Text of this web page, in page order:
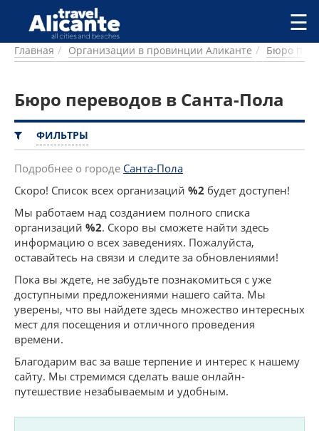
Перейти к основному содержанию
ГОРОДА
ПИТАНИЕ
ПРОЖИВАНИЕ
ПЛЯЖИ
ДОСТОПРИМЕЧАТЕЛЬНОСТИ
КЕМПИНГ
КОМАРКИ (РАЙОНЫ)
РЕЦЕПТЫ
ПРЕДЛОЖЕНИЯ
СТАТЬИ
УСЛУГИ
☰
Главная Организации в провинции Аликанте Бюро
Бюро переводов в Санта-Пола
ФИЛЬТРЫ
Подробнее о городе Санта-Пола
Скоро! Список всех организаций %2 будет доступен!
Мы работаем над созданием полного списка
организаций %2. Скоро вы сможете найти здесь
информацию о всех заведениях. Пожалуйста,
оставайтесь на связи и следите за обновлениями!
Пока вы ждете, не забудьте познакомиться с уже
доступными предложениями нашего сайта. Мы
уверены, что вы найдете здесь множество интересных
мест для посещения и отличного проведения
времени.
Благодарим вас за ваше терпение и интерес к нашему
сайту. Мы стремимся сделать ваше онлайн-
путешествие незабываемым и удобным.